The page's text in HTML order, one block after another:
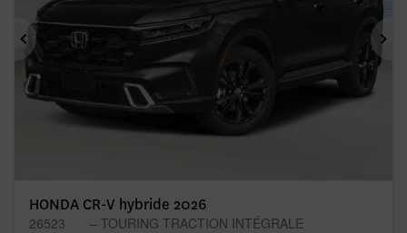
Précédent
HONDA CR-V hybride 2026
26523 – TOURING TRACTION INTÉGRALE